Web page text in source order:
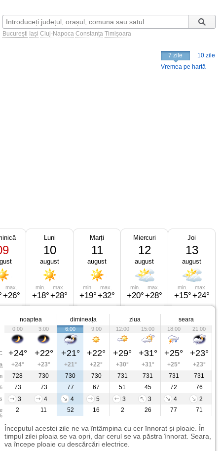
București Iași Cluj-Napoca Constanța Timișoara
7 zile
10 zile
Vremea pe hartă
max.
+26°
Luni
10
august
min.
+18°
max.
+28°
Marți
11
august
min.
+19°
max.
+32°
Miercuri
12
august
min.
+20°
max.
+28°
Joi
13
august
min.
+15°
max.
+24°
noaptea dimineața ziua seara
0:00 3:00 6:00 9:00 12:00 15:00 18:00 21:00
+24° +22° +21° +22° +29° +31° +25° +23°
+24° +23° +21° +22° +30° +31° +25°
+23°
728
730 730 730 731 731 731
731
73
73 77 67 51 45 72
76
3
4 4 5 3 3 4
2
2
11 52 16 2 26 77 71
Începutul acestei zile ne va întâmpina cu cer înnorat și ploaie. În
timpul zilei ploaia se va opri, dar cerul se va păstra înnorat. Seara,
va începe ploaie cu descărcări electrice.